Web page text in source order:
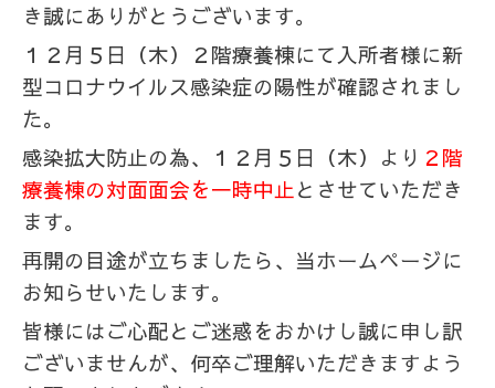
き誠にありがとうございます。
１２月５日（木）２階療養棟にて入所者様に新
型コロナウイルス感染症の陽性が確認されまし
た。
感染拡大防止の為、１２月５日（木）より ２階
療養棟の対面面会を一時中止とさせていただき
ます。
再開の目途が立ちましたら、当ホームページに
お知らせいたします。
皆様にはご心配とご迷惑をおかけし誠に申し訳
ございませんが、 何卒ご理解いただきますよう